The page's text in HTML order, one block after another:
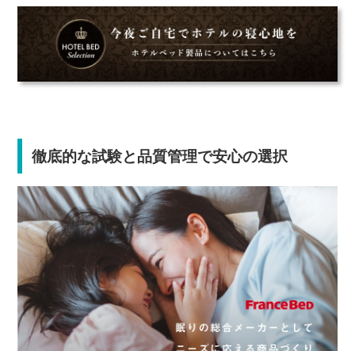
徹底的な試験と品質管理で安心の選択